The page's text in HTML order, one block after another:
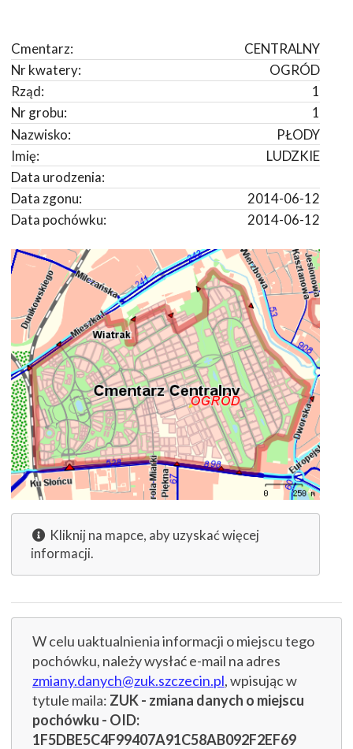
CENTRALNY
Cmentarz:
OGRÓD
Nr kwatery:
1
Rząd:
1
Nr grobu:
PŁODY
Nazwisko:
LUDZKIE
Imię:
Data urodzenia:
2014-06-12
Data zgonu:
2014-06-12
Data pochówku:
Kliknij na mapce, aby uzyskać więcej
informacji.
W celu uaktualnienia informacji o miejscu tego
pochówku, należy wysłać e-mail na adres
zmiany.danych@zuk.szczecin.pl, wpisując w
tytule maila: ZUK - zmiana danych o miejscu
pochówku - OID:
1F5DBE5C4F99407A91C58AB092F2EF69